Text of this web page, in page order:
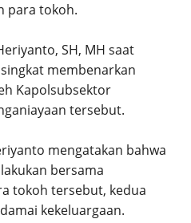
para tokoh.
SH, MH saat
membenarkan
Kapolsubsektor
tersebut.
mengatakan bahwa
bersama
tokoh tersebut, kedua
kekeluargaan.